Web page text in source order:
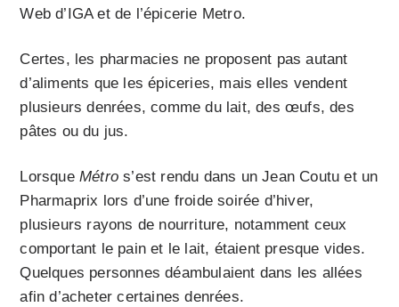
Web d’IGA et de l’épicerie Metro.
Certes, les pharmacies ne proposent pas autant
d’aliments que les épiceries, mais elles vendent
plusieurs denrées, comme du lait, des œufs, des
pâtes ou du jus.
LorsqueMétro s’est rendu dans un Jean Coutu et un
Pharmaprix lors d’une froide soirée d’hiver,
plusieurs rayons de nourriture, notamment ceux
comportant le pain et le lait, étaient presque vides.
Quelques personnes déambulaient dans les allées
afin d’acheter certaines denrées.